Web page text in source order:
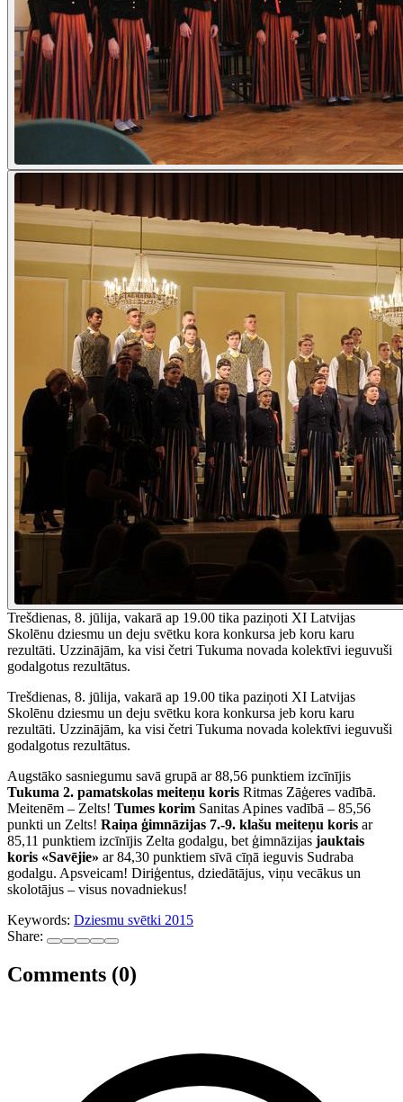
Trešdienas, 8. jūlija, vakarā ap 19.00 tika paziņoti XI Latvijas
Skolēnu dziesmu un deju svētku kora konkursa jeb koru karu
rezultāti. Uzzinājām, ka visi četri Tukuma novada kolektīvi ieguvuši
godalgotus rezultātus.
Trešdienas, 8. jūlija, vakarā ap 19.00 tika paziņoti XI Latvijas
Skolēnu dziesmu un deju svētku kora konkursa jeb koru karu
rezultāti. Uzzinājām, ka visi četri Tukuma novada kolektīvi ieguvuši
godalgotus rezultātus.
Augstāko sasniegumu savā grupā ar 88,56 punktiem izcīnījis
Tukuma 2. pamatskolas meiteņu koris Ritmas Zāģeres vadībā.
Meitenēm – Zelts! Tumes korim Sanitas Apines vadībā – 85,56
punkti un Zelts! Raiņa ģimnāzijas 7.-9. klašu meiteņu koris ar
85,11 punktiem izcīnījis Zelta godalgu, bet ģimnāzijas jauktais
koris «Savējie» ar 84,30 punktiem sīvā cīņā ieguvis Sudraba
godalgu. Apsveicam! Diriģentus, dziedātājus, viņu vecākus un
skolotājus – visus novadniekus!
Keywords: Dziesmu svētki 2015
Share:
Comments (0)